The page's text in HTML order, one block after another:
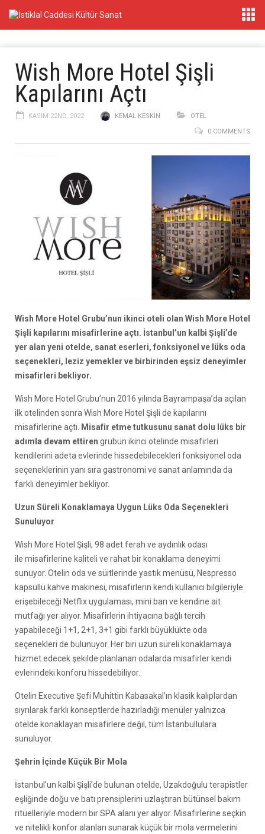
Wish More Hotel Şişli
Kapılarını Açtı
KASIM 22ND, 2022 KEMAL KESKIN
OTEL
0 COMMENTS
Wish More Hotel Grubu’nun ikinci oteli olan Wish More Hotel
Şişli kapılarını misafirlerine açtı. İstanbul’un kalbi Şişli’de
yer alan yeni otelde, sanat eserleri, fonksiyonel ve lüks oda
seçenekleri, leziz yemekler ve birbirinden eşsiz deneyimler
misafirleri bekliyor.
Wish More Hotel Grubu’nun 2016 yılında Bayrampaşa’da açılan
ilk otelinden sonra Wish More Hotel Şişli de kapılarını
misafirlerine açtı.
Misafir etme tutkusunu sanat dolu lüks bir
adımla devam ettiren grubun ikinci otelinde misafirleri
kendilerini adeta evlerinde hissedebilecekleri fonksiyonel oda
seçeneklerinin yanı sıra gastronomi ve sanat anlamında da
farklı deneyimler bekliyor.
Uzun Süreli Konaklamaya Uygun Lüks Oda Seçenekleri
Sunuluyor
Wish More Hotel Şişli, 98 adet ferah ve aydınlık odası
ile misafirlerine kaliteli ve rahat bir konaklama deneyimi
sunuyor. Otelin oda ve süitlerinde yastık menüsü, Nespresso
kapsüllü kahve makinesi, misafirlerin kendi kullanıcı bilgileriyle
erişebileceği Netflix uygulaması, mini barı ve kendine ait
mutfağı yer alıyor. Misafirlerin ihtiyacına bağlı tercih
yapabileceği 1+1, 2+1, 3+1 gibi farklı büyüklükte oda
seçenekleri de bulunuyor. Her biri uzun süreli konaklamaya
hizmet edecek şekilde planlanan odalarda misafirler kendi
evlerindeki konforu hissedebiliyor.
Otelin Executive Şefi Muhittin Kabasakal’ın klasik kalıplardan
sıyrılarak farklı konseptlerde hazırladığı menüler yalnızca
otelde konaklayan misafirlere değil, tüm İstanbullulara
sunuluyor.
Şehrin İçinde Küçük Bir Mola
İstanbul’un kalbi Şişli’de bulunan otelde, Uzakdoğulu terapistler
eşliğinde doğu ve batı prensiplerini uzlaştıran bütünsel bakım
ritüelleriyle modern bir SPA alanı yer alıyor. Misafirlerine seçkin
ve nitelikli konfor alanları sunarak küçük bir mola vermelerini